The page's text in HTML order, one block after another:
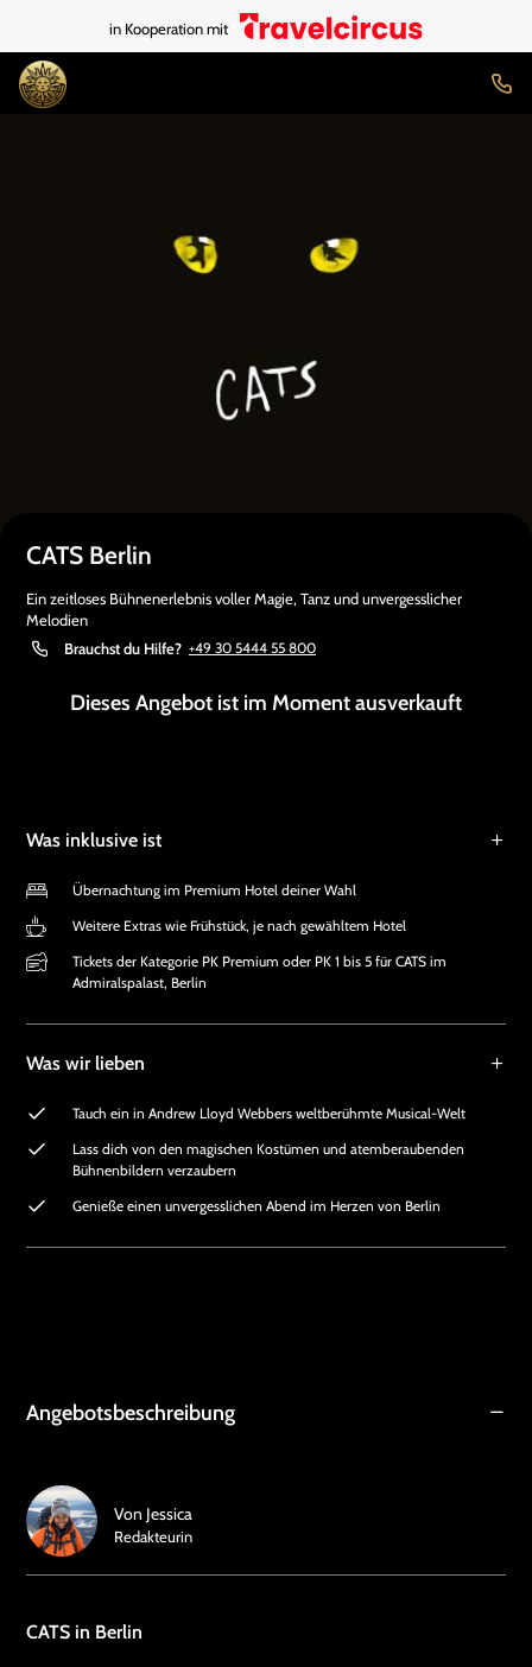
in Kooperation mit
CATS Berlin
Ein zeitloses Bühnenerlebnis voller Magie, Tanz und unvergesslicher
Melodien
Brauchst du Hilfe? +49 30 5444 55 800
Dieses Angebot ist im Moment ausverkauft
Was inklusive ist
Übernachtung im Premium Hotel deiner Wahl
Weitere Extras wie Frühstück, je nach gewähltem Hotel
Tickets der Kategorie PK Premium oder PK 1 bis 5 für CATS im
Admiralspalast, Berlin
Was wir lieben
Tauch ein in Andrew Lloyd Webbers weltberühmte Musical-Welt
Lass dich von den magischen Kostümen und atemberaubenden
Bühnenbildern verzaubern
Genieße einen unvergesslichen Abend im Herzen von Berlin
Angebotsbeschreibung
CATS in Berlin
Von Jessica
Redakteurin